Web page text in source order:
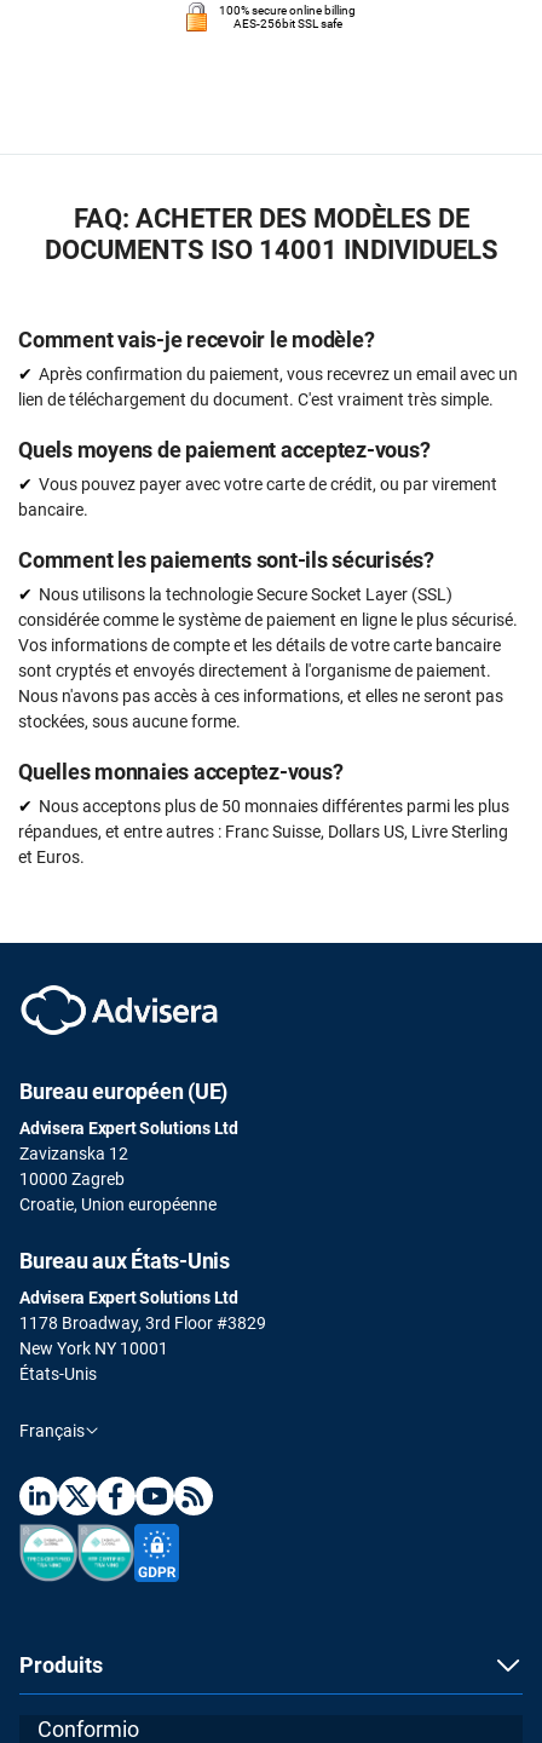
100% secure online billing
AES-256bit SSL safe
FAQ: ACHETER DES MODÈLES DE
DOCUMENTS ISO 14001 INDIVIDUELS
Comment vais-je recevoir le modèle?
Après confirmation du paiement, vous recevrez un email avec un
lien de téléchargement du document. C'est vraiment très simple.
Quels moyens de paiement acceptez-vous?
Vous pouvez payer avec votre carte de crédit, ou par virement
bancaire.
Comment les paiements sont-ils sécurisés?
Nous utilisons la technologie Secure Socket Layer (SSL)
considérée comme le système de paiement en ligne le plus sécurisé.
Vos informations de compte et les détails de votre carte bancaire
sont cryptés et envoyés directement à l'organisme de paiement.
Nous n'avons pas accès à ces informations, et elles ne seront pas
stockées, sous aucune forme.
Quelles monnaies acceptez-vous?
Nous acceptons plus de 50 monnaies différentes parmi les plus
répandues, et entre autres : Franc Suisse, Dollars US, Livre Sterling
et Euros.
Bureau européen (UE)
Advisera Expert Solutions Ltd
Zavizanska 12
10000 Zagreb
Croatie, Union européenne
Bureau aux États-Unis
Advisera Expert Solutions Ltd
1178 Broadway, 3rd Floor #3829
New York NY 10001
États-Unis
Français
Produits
Conformio